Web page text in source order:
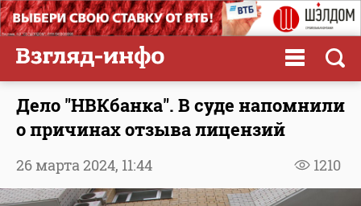
Дело "НВКбанка". В суде напомнили
о причинах отзыва лицензий
1210
26 марта 2024, 11:44